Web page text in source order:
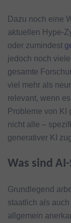
Dazu noch eine
aktuellen Hype-
oder zumindest
jedoch noch
gesamte
viel mehr als
relevant, wenn
Probleme von KI
nicht alle –
generativer KI
Was sind
Grundlegend
staatlich als
allgemein